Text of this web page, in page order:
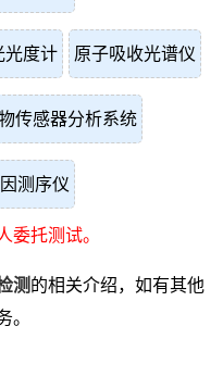
光度计 原子吸收光谱仪
传感器分析系统
测序仪
委托测试。
测 的相关介绍，如有其他
。